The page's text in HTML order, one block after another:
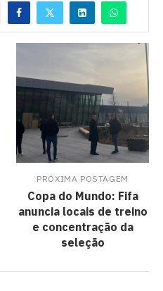
PRÓXIMA POSTAGEM
Copa do Mundo: Fifa
anuncia locais de treino
e concentração da
seleção